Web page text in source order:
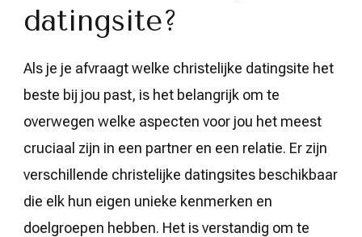
datingsite?
Als je je afvraagt welke christelijke datingsite het
beste bij jou past, is het belangrijk om te
overwegen welke aspecten voor jou het meest
cruciaal zijn in een partner en een relatie. Er zijn
verschillende christelijke datingsites beschikbaar
die elk hun eigen unieke kenmerken en
doelgroepen hebben. Het is verstandig om te